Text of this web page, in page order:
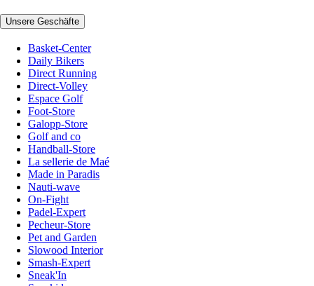
Unsere Geschäfte
Basket-Center
Daily Bikers
Direct Running
Direct-Volley
Espace Golf
Foot-Store
Galopp-Store
Golf and co
Handball-Store
La sellerie de Maé
Made in Paradis
Nauti-wave
On-Fight
Padel-Expert
Pecheur-Store
Pet and Garden
Slowood Interior
Smash-Expert
Sneak'In